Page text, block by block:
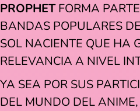
PROPHETFORMA
BANDAS POPULARES
SOL NACIENTE QUE HA
RELEVANCIA A NIVEL
YA SEA POR SUS
DEL MUNDO DEL